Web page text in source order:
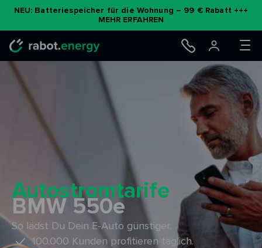
NEU: Batteriespeicher für die Wohnung – 99 € Rabatt +++
MEHR ERFAHREN
Autostromtarife
BMW 550e
So lädst Du Dein E-Auto günstiger.
100.000 Kunden profitieren täglich.
Zum
Inhalt
springen